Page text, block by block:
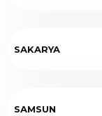
SAKARYA
SAMSUN